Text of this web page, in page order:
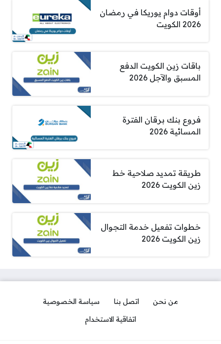
أوقات دوام يوريكا في رمضان
2026 الكويت
باقات زين الكويت الدفع
المسبق والآجل 2026
فروع بنك برقان الفترة
المسائية 2026
طريقة تمديد صلاحية خط
زين الكويت 2026
خطوات تفعيل خدمة التجوال
زين الكويت 2026
من نحن اتصل بنا
سياسة الخصوصية
اتفاقية الاستخدام